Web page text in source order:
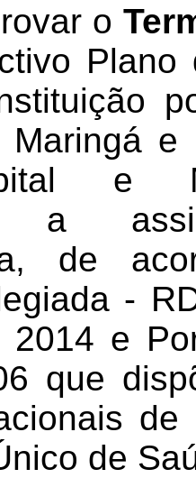
o
Plano
Maringá
e
a
, de
-
e
que
de